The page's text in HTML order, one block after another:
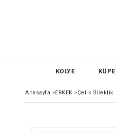
KOLYE KÜPE
Anasayfa >ERKEK >Çelik Bileklik